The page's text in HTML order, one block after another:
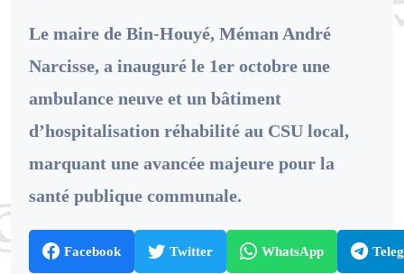
Le maire de Bin-Houyé, Méman André
Narcisse, a inauguré le 1er octobre une
ambulance neuve et un bâtiment
d’hospitalisation réhabilité au CSU local,
marquant une avancée majeure pour la
santé publique communale.
Facebook Twitter WhatsApp